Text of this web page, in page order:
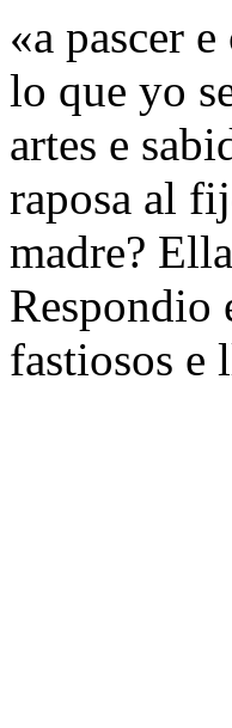
«a pascer
lo que yo
artes e
raposa al
madre?
Respondio
fastiosos e